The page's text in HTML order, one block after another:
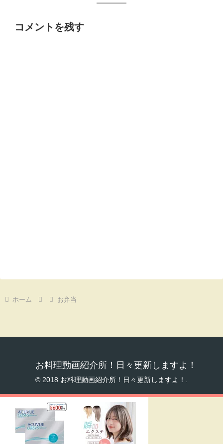
コメントを残す
ホーム お弁当
お料理動画紹介所！日々更新しますよ！
© 2018 お料理動画紹介所！日々更新しますよ！.